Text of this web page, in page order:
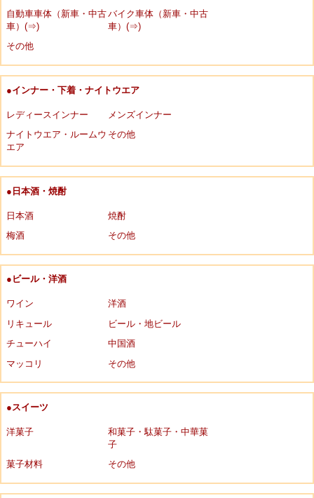
自動車車体（新車・中古
車）(⇒)
バイク車体（新車・中古
車）(⇒)
その他
●インナー・下着・ナイトウエア
レディースインナー
メンズインナー
ナイトウエア・ルームウ
エア
その他
●日本酒・焼酎
日本酒
焼酎
梅酒
その他
●ビール・洋酒
ワイン
洋酒
リキュール
ビール・地ビール
チューハイ
中国酒
マッコリ
その他
●スイーツ
洋菓子
和菓子・駄菓子・中華菓
子
菓子材料
その他